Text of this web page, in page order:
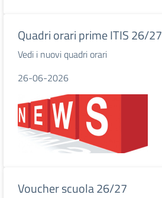
Quadri orari prime ITIS 26/27
Vedi i nuovi quadri orari
26-06-2026
Voucher scuola 26/27